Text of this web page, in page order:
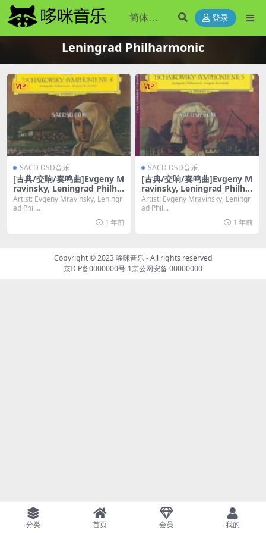
登录
Leningrad Philharmonic
VIP
SACD DSD音乐
[古典/交响/奏鸣曲]Evgeny M
ravinsky, Leningrad Philha
rmonic – Tchaikovsky: Sym
phony No 4 [SACD ISO DSD
Artist: Evgeny Mravinsky, Leningr
ad Phil...
1 年前
VIP
SACD DSD音乐
[古典/交响/奏鸣曲]Evgeny M
ravinsky, Leningrad Philha
rmonic – Tchaikovsky: Sym
phony No 5 [SACD ISO DSD
Artist: Evgeny Mravinsky, Leningr
ad Phil...
1 年前
Copyright © 2023哆咪音乐- All rights reserved
京ICP备0000000号-1京公网安备 00000000
分类 首页 会员 我的